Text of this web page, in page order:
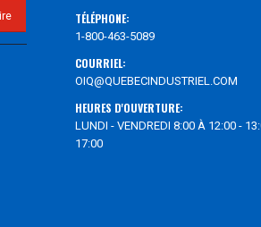
TÉLÉPHONE:
1-800-463-5089
COURRIEL:
OIQ@QUEBECINDUSTRIEL.COM
HEURES D'OUVERTURE:
LUNDI - VENDREDI 8:00 À 12:00 -
17:00